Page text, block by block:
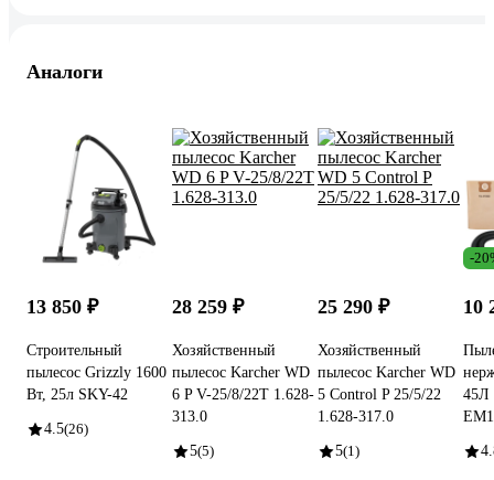
Аналоги
13 850 ₽
Строительный
пылесос Grizzly 1600
Вт, 25л SKY-42
4.5(26)
28 259 ₽
Хозяйственный
пылесос Karcher WD
6 P V-25/8/22T 1.628-
313.0
5(5)
25 290 ₽
Хозяйственный
пылесос Karcher WD
5 Control P 25/5/22
1.628-317.0
5(1)
-
10
45Л